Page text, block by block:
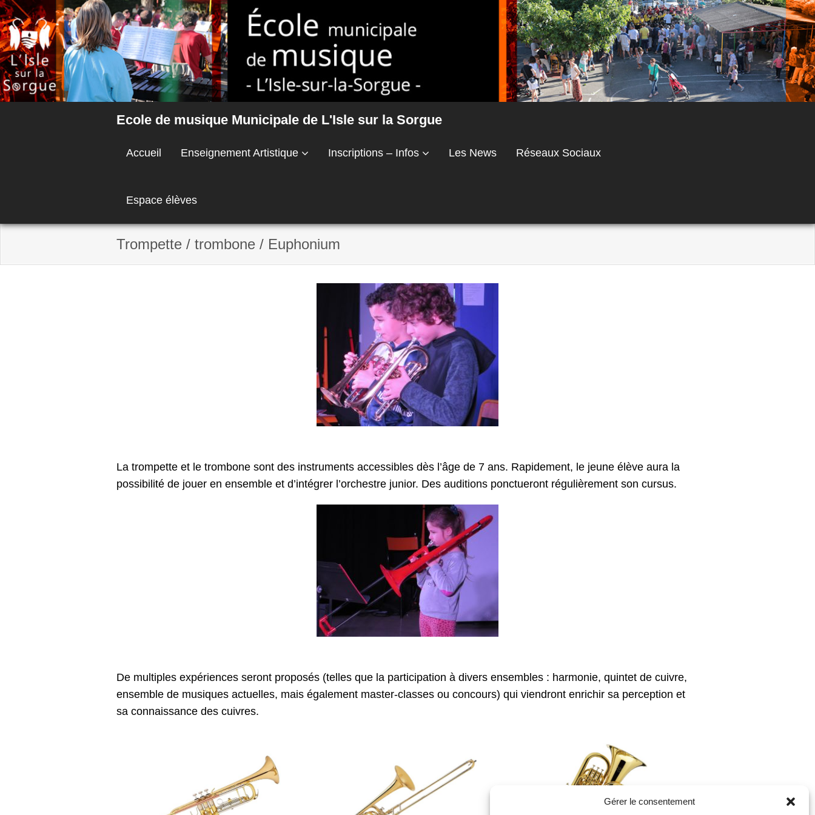
Gérer le consentement
Skip
to
content
Ecole de musique Municipale de L'Isle sur la Sorgue
Accueil Enseignement Artistique Inscriptions – Infos Les News Réseaux Sociaux
Espace élèves
Trompette / trombone / Euphonium
La trompette et le trombone sont des instruments accessibles dès l’âge de 7 ans. Rapidement, le jeune élève aura la
possibilité de jouer en ensemble et d’intégrer l’orchestre junior. Des auditions ponctueront régulièrement son cursus.
De multiples expériences seront proposés (telles que la participation à divers ensembles : harmonie, quintet de cuivre,
ensemble de musiques actuelles, mais également master-classes ou concours) qui viendront enrichir sa perception et
sa connaissance des cuivres.